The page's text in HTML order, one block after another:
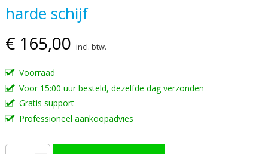
het
van
de
afbeeldingen-
gallerij
harde schijf
€ 165,00 incl. btw.
Voorraad
Voor 15:00 uur besteld, dezelfde dag verzonden
Gratis support
Professioneel aankoopadvies